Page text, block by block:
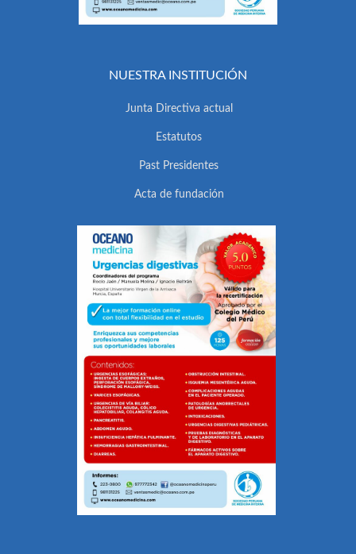
NUESTRA INSTITUCIÓN
Junta Directiva actual
Estatutos
Past Presidentes
Acta de fundación